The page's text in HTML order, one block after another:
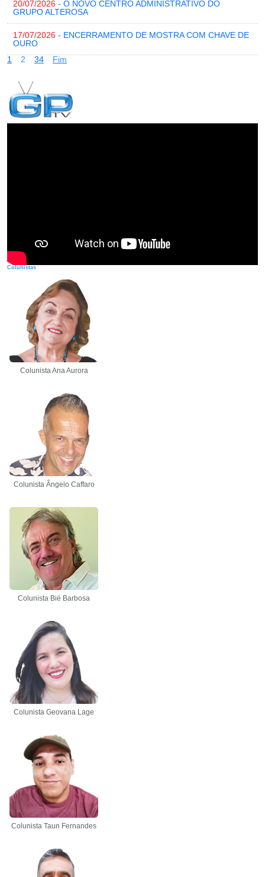
20/07/2026 - O NOVO CENTRO ADMINISTRATIVO DO
GRUPO ALTEROSA
17/07/2026 - ENCERRAMENTO DE MOSTRA COM CHAVE DE
OURO
1
2 34 Fim
Colunistas
Colunista Ana Aurora
Colunista Ângelo Caffaro
Colunista Bié Barbosa
Colunista Geovana Lage
Colunista Taun Fernandes